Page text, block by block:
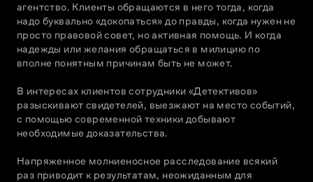
агентство. Клиенты обращаются в него тогда, когда
надо буквально «докопаться» до правды, когда нужен не
просто правовой совет, но активная помощь. И когда
надежды или желания обращаться в милицию по
вполне понятным причинам быть не может.
В интересах клиентов сотрудники «Детективов»
разыскивают свидетелей, выезжают на место событий,
с помощью современной техники добывают
необходимые доказательства.
Напряженное молниеносное расследование всякий
раз приводит к результатам, неожиданным для